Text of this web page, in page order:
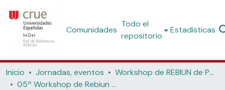
Comunidades
Todo el
repositorio
Estadísticas
Inicio Jornadas, eventos
Workshop de REBIUN de Proyectos Digitales
05º Workshop de Rebiun de Proyectos Digitales: La biblioteca digital y el acceso a nuevos contenidos (Universidad Politécnica de Cataluña, 2005)